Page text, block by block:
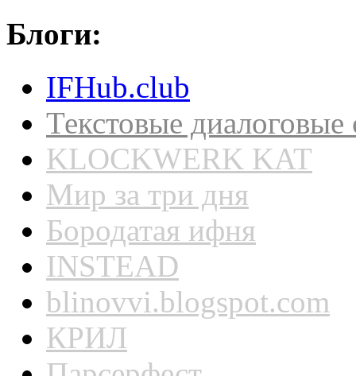
Блоги:
IFHub.club
Текстовые
KLOCKWERK KAT
Мир за три дня
Бородатая ифня
INSTEAD
blinovvi.blogspot.com
КРИЛ